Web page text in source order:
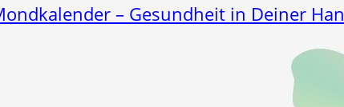
– Gesundheit in Deiner